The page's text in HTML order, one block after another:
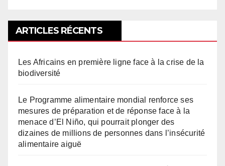
ARTICLES RÉCENTS
Les Africains en première ligne face à la crise de la
biodiversité
Le Programme alimentaire mondial renforce ses
mesures de préparation et de réponse face à la
menace d’El Niño, qui pourrait plonger des
dizaines de millions de personnes dans l’insécurité
alimentaire aiguë